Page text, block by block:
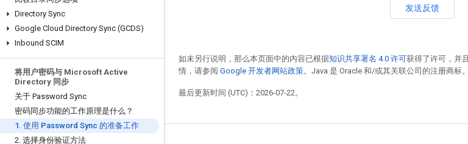
Directory Sync
Google Cloud Directory Sync (GCDS)
Inbound SCIM
将用户密码与 Microsoft Active
Directory 同步
关于 Password Sync
密码同步功能的工作原理是什么？
1. 使用 Password Sync 的准备工作
2. 选择身份验证方法
发送反馈
如未另行说明，那么本页面中的内容已根据知识共享署名 4.0 许可获得了许可，并
情，请参阅 Google 开发者网站政策。Java 是 Oracle 和/或其关联公司的注册商标。
最后更新时间 (UTC)：2026-07-22。